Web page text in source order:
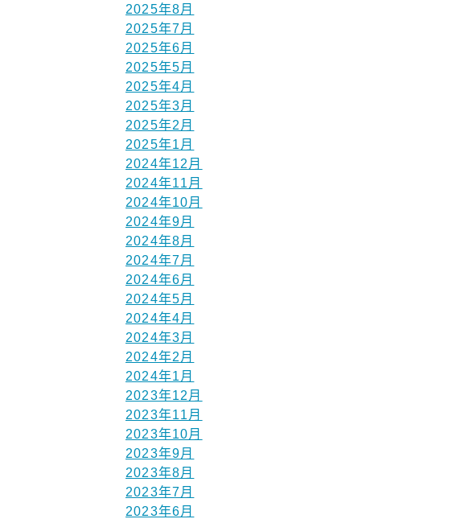
2025年8月
2025年7月
2025年6月
2025年5月
2025年4月
2025年3月
2025年2月
2025年1月
2024年12月
2024年11月
2024年10月
2024年9月
2024年8月
2024年7月
2024年6月
2024年5月
2024年4月
2024年3月
2024年2月
2024年1月
2023年12月
2023年11月
2023年10月
2023年9月
2023年8月
2023年7月
2023年6月